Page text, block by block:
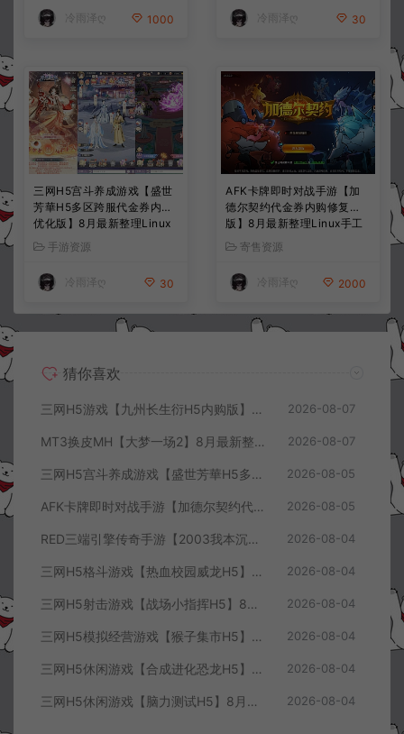
冷雨泽ღ 1000 冷雨泽ღ 30
三网H5宫斗养成游戏【盛世
芳華H5多区跨服代金券内购
优化版】8月最新整理Linux
手工服务端+CDK授权后台
+全资源安卓+详细搭建教程
+视频教程
手游资源
冷雨泽ღ 30
AFK卡牌即时对战手游【加
德尔契约代金券内购修复
版】8月最新整理Linux手工
服务端+前后端全套源码+CD
K授权后台+安卓苹果双端
+详细搭建教程+视频教程
寄售资源
冷雨泽ღ 2000
猜你喜欢
三网H5游戏【九州长生衍H5内购版】8月最新整理Linux手工服务端+管理后台+GM授权后台+简易安卓客户端+详细搭建教程+视频教程 2026-08-07
MT3换皮MH【大梦一场2】8月最新整理Linux手工服务端+源码+管理后台+安卓苹果双端+详细搭建教程+视频教程 2026-08-07
三网H5宫斗养成游戏【盛世芳華H5多区跨服代金券内购优化版】8月最新整理Linux手工服务端+CDK授权后台+全资源安卓+详细搭建教程+视频教程 2026-08-05
AFK卡牌即时对战手游【加德尔契约代金券内购修复版】8月最新整理Linux手工服务端+前后端全套源码+CDK授权后台+安卓苹果双端+详细搭建教程+视频教程 2026-08-05
RED三端引擎传奇手游【2003我本沉默三职业】8月最新整理Win一键服务端+PC安卓+详细搭建教程 2026-08-04
三网H5格斗游戏【热血校园威龙H5】8月最新整理Linux手工服务端+Win一键服务端+解压即玩+简易安卓客户端+详细搭建教程 2026-08-04
三网H5射击游戏【战场小指挥H5】8月最新整理Linux手工服务端+Win一键服务端+解压即玩+简易安卓客户端+详细搭建教程 2026-08-04
三网H5模拟经营游戏【猴子集市H5】8月最新整理Linux手工服务端+Win一键服务端+解压即玩+简易安卓客户端+详细搭建教程 2026-08-04
三网H5休闲游戏【合成进化恐龙H5】8月最新整理Linux手工服务端+Win一键服务端+解压即玩+简易安卓客户端+详细搭建教程 2026-08-04
三网H5休闲游戏【脑力测试H5】8月最新整理Linux手工服务端+Win一键服务端+解压即玩+简易安卓客户端+详细搭建教程 2026-08-04